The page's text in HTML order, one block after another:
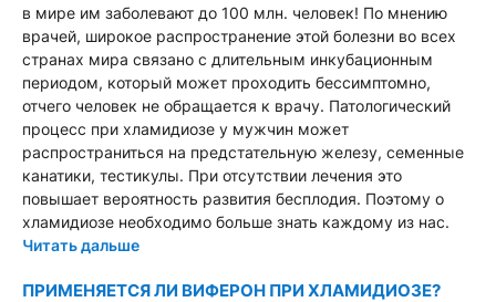
в мире им заболевают до 100 млн. человек! По мнению
врачей, широкое распространение этой болезни во всех
странах мира связано с длительным инкубационным
периодом, который может проходить бессимптомно,
отчего человек не обращается к врачу. Патологический
процесс при хламидиозе у мужчин может
распространиться на предстательную железу, семенные
канатики, тестикулы. При отсутствии лечения это
повышает вероятность развития бесплодия. Поэтому о
хламидиозе необходимо больше знать каждому из нас.
Читать дальше
ПРИМЕНЯЕТСЯ ЛИ ВИФЕРОН ПРИ ХЛАМИДИОЗЕ?